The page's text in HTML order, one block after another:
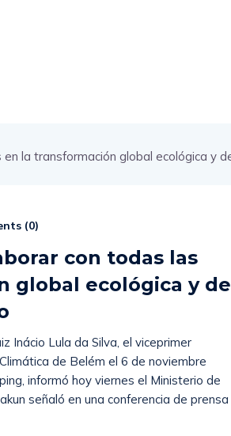
(0)
con todas las
global ecológica y de
Inácio Lula da Silva, el viceprimer
de Belém el 6 de noviembre
informó hoy viernes el Ministerio de
señaló en una conferencia de prensa